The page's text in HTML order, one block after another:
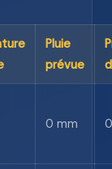
Pluie
prévue
0 mm